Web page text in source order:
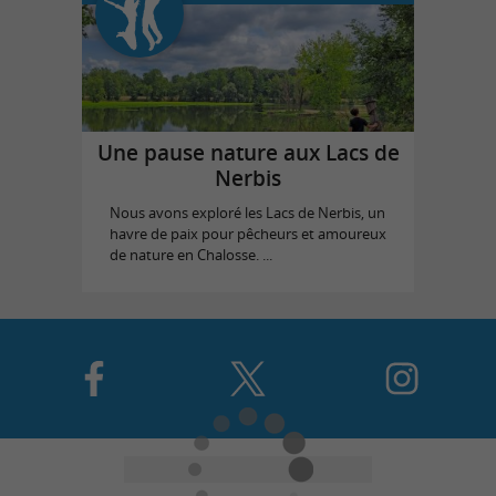
Une pause nature aux Lacs de
Nerbis
Nous avons exploré les Lacs de Nerbis, un
havre de paix pour pêcheurs et amoureux
de nature en Chalosse. ...